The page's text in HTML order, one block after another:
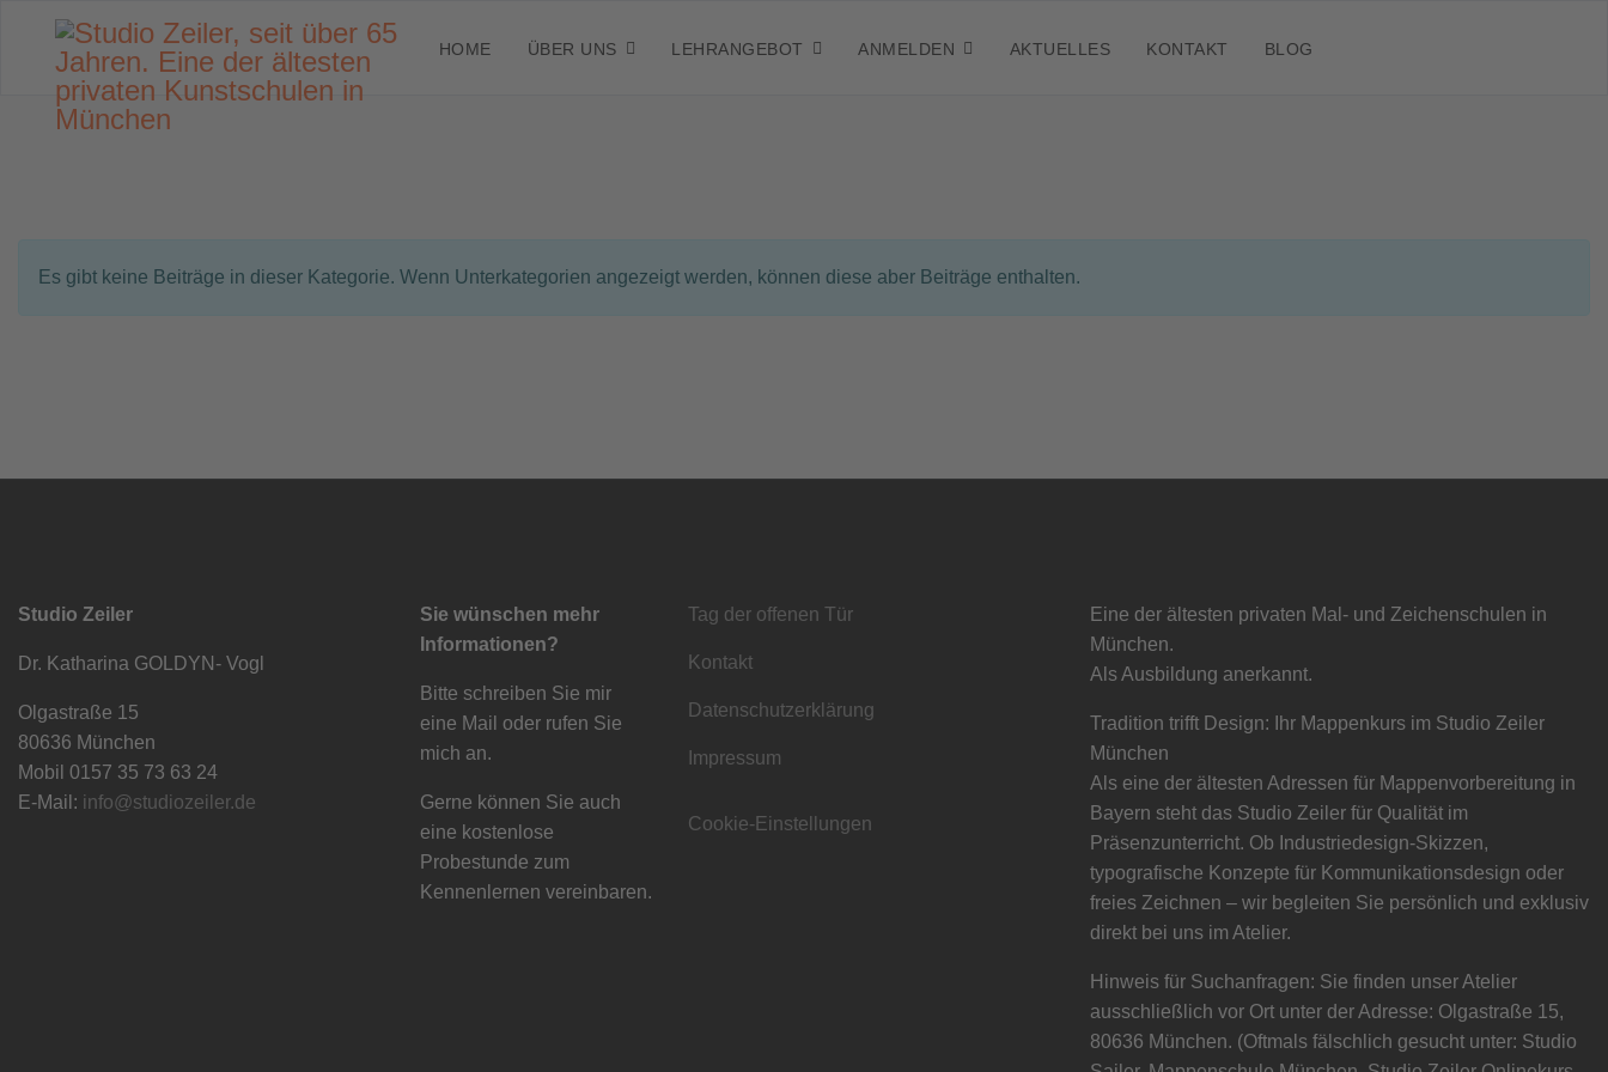
HOME ÜBER UNS LEHRANGEBOT ANMELDEN AKTUELLES KONTAKT BLOG
Information
Es gibt keine Beiträge in dieser Kategorie. Wenn Unterkategorien angezeigt werden, können diese aber Beiträge enthalten.
Studio Zeiler
Dr. Katharina GOLDYN- Vogl
Olgastraße 15
80636 München
Mobil 0157 35 73 63 24
E-Mail: info@studiozeiler.de
Sie wünschen mehr
Informationen?
Bitte schreiben Sie mir
eine Mail oder rufen Sie
mich an.
Gerne können Sie auch
eine kostenlose
Probestunde zum
Kennenlernen vereinbaren.
Tag der offenen Tür
Kontakt
Datenschutzerklärung
Impressum
Cookie-Einstellungen
Eine der ältesten privaten Mal- und Zeichenschulen in
München.
Als Ausbildung anerkannt.
Tradition trifft Design: Ihr Mappenkurs im Studio Zeiler
München
Als eine der ältesten Adressen für Mappenvorbereitung in
Bayern steht das Studio Zeiler für Qualität im
Präsenzunterricht. Ob Industriedesign-Skizzen,
typografische Konzepte für Kommunikationsdesign oder
freies Zeichnen – wir begleiten Sie persönlich und exklusiv
direkt bei uns im Atelier.
Hinweis für Suchanfragen: Sie finden unser Atelier
ausschließlich vor Ort unter der Adresse: Olgastraße 15,
80636 München. (Oftmals fälschlich gesucht unter: Studio